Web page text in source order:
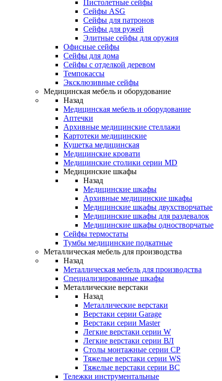
Пистолетные сейфы
Сейфы ASG
Сейфы для патронов
Сейфы для ружей
Элитные сейфы для оружия
Офисные сейфы
Сейфы для дома
Сейфы с отделкой деревом
Темпокассы
Эксклюзивные сейфы
Медицинская мебель и оборудование
Назад
Медицинская мебель и оборудование
Аптечки
Архивные медицинские стеллажи
Картотеки медицинские
Кушетка медицинская
Медицинские кровати
Медицинские столики серии MD
Медицинские шкафы
Назад
Медицинские шкафы
Архивные медицинские шкафы
Медицинские шкафы двухстворчатые
Медицинские шкафы для раздевалок
Медицинские шкафы одностворчатые
Сейфы термостаты
Тумбы медицинские подкатные
Металлическая мебель для производства
Назад
Металлическая мебель для производства
Cпециализированные шкафы
Металлические верстаки
Назад
Металлические верстаки
Верстаки серии Garage
Верстаки серии Master
Легкие верстаки серии W
Легкие верстаки серии ВЛ
Столы монтажные серии СР
Тяжелые верстаки серии WS
Тяжелые верстаки серии ВС
Тележки инструментальные